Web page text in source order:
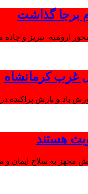
و جاده مهاباد ۸ نفر
غرب کرمانشاه
باد و بارش
هستند